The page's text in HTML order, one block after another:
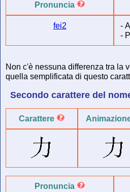
Pronuncia
fei2 -
-
Non c'è nessuna differenza tra la
quella semplificata di questo
Secondo carattere del
Carattere
Pronuncia